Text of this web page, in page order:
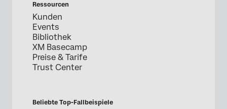
Ressourcen
Kunden
Events
Bibliothek
XM Basecamp
Preise & Tarife
Trust Center
Beliebte Top-Fallbeispiele